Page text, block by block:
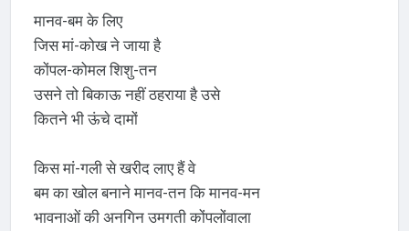
मानव-बम के लिए
जिस मां-कोख ने जाया है
कोंपल-कोमल शिशु-तन
उसने तो बिकाऊ नहीं ठहराया है उसे
कितने भी ऊंचे दामों
किस मां-गली से खरीद लाए हैं वे
बम का खोल बनाने मानव-तन कि मानव-मन
भावनाओं की अनगिन उमगती कोंपलोंवाला